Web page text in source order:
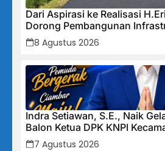
Dari Aspirasi ke Realisasi
Dorong Pembangunan
Cikalong Bunder
8 Agustus 2026
Indra Setiawan, S.E., Naik
Balon Ketua DPK KNPI
7 Agustus 2026